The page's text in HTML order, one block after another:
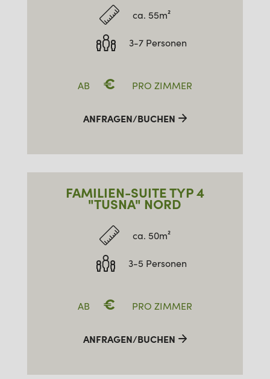
ca. 55m²
3-7 Personen
AB € PRO ZIMMER
ANFRAGEN/BUCHEN
FAMILIEN-SUITE TYP 4
"TUSNA" NORD
ca. 50m²
3-5 Personen
AB € PRO ZIMMER
ANFRAGEN/BUCHEN